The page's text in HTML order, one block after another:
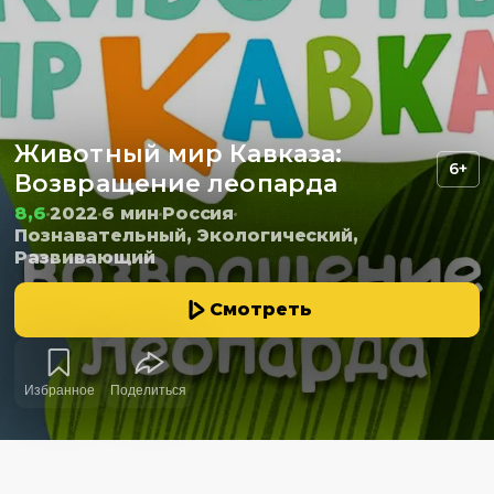
Животный мир Кавказа:
Возвращение леопарда
6+
8,620226 мин Россия
Познавательный, Экологический,
Развивающий
Смотреть
Избранное Поделиться